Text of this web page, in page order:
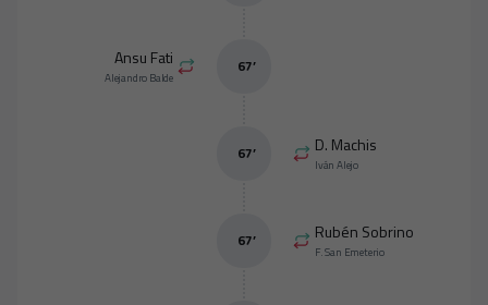
Ansu Fati
Alejandro Balde
67’
D. Machis
Iván Alejo
67’
Rubén Sobrino
F. San Emeterio
67’